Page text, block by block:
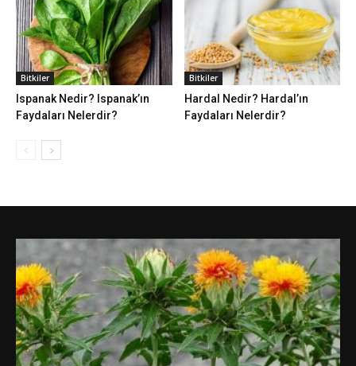
Bitkiler
Ispanak Nedir? Ispanak’ın
Faydaları Nelerdir?
Bitkiler
Hardal Nedir? Hardal’ın
Faydaları Nelerdir?